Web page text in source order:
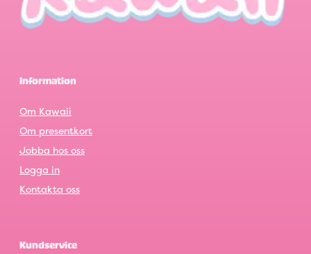
Information
Om Kawaii
Om presentkort
Jobba hos oss
Logga in
Kontakta oss
Kundservice